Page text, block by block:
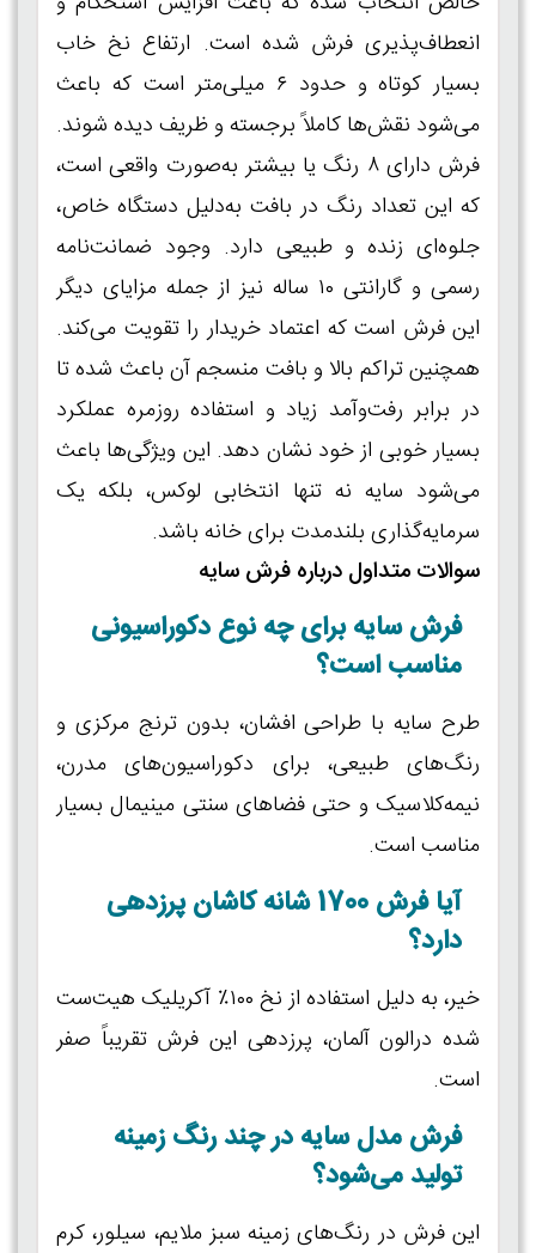
انعطاف‌پذیری فرش شده است. ارتفاع نخ خاب
بسیار کوتاه و حدود ۶ میلی‌متر است که باعث
می‌شود نقش‌ها کاملاً برجسته و ظریف دیده شوند.
فرش دارای ۸ رنگ یا بیشتر به‌صورت واقعی است،
که این تعداد رنگ در بافت به‌دلیل دستگاه خاص،
جلوه‌ای زنده و طبیعی دارد. وجود ضمانت‌نامه
رسمی و گارانتی ۱۰ ساله نیز از جمله مزایای دیگر
این فرش است که اعتماد خریدار را تقویت می‌کند.
همچنین تراکم بالا و بافت منسجم آن باعث شده تا
در برابر رفت‌وآمد زیاد و استفاده روزمره عملکرد
بسیار خوبی از خود نشان دهد. این ویژگی‌ها باعث
می‌شود سایه نه‌ تنها انتخابی لوکس، بلکه یک
سرمایه‌گذاری بلندمدت برای خانه باشد.
سوالات متداول درباره فرش سایه
فرش سایه برای چه نوع دکوراسیونی
مناسب است؟
طرح سایه با طراحی افشان، بدون ترنج مرکزی و
رنگ‌های طبیعی، برای دکوراسیون‌های مدرن،
نیمه‌کلاسیک و حتی فضاهای سنتی مینیمال بسیار
مناسب است.
آیا فرش 1700 شانه کاشان پرزدهی
دارد؟
خیر، به دلیل استفاده از نخ ۱۰۰٪ آکریلیک هیت‌ست
شده درالون آلمان، پرزدهی این فرش تقریباً صفر
است.
فرش مدل سایه در چند رنگ زمینه
تولید می‌شود؟
این فرش در رنگ‌های زمینه سبز ملایم، سیلور، کرم